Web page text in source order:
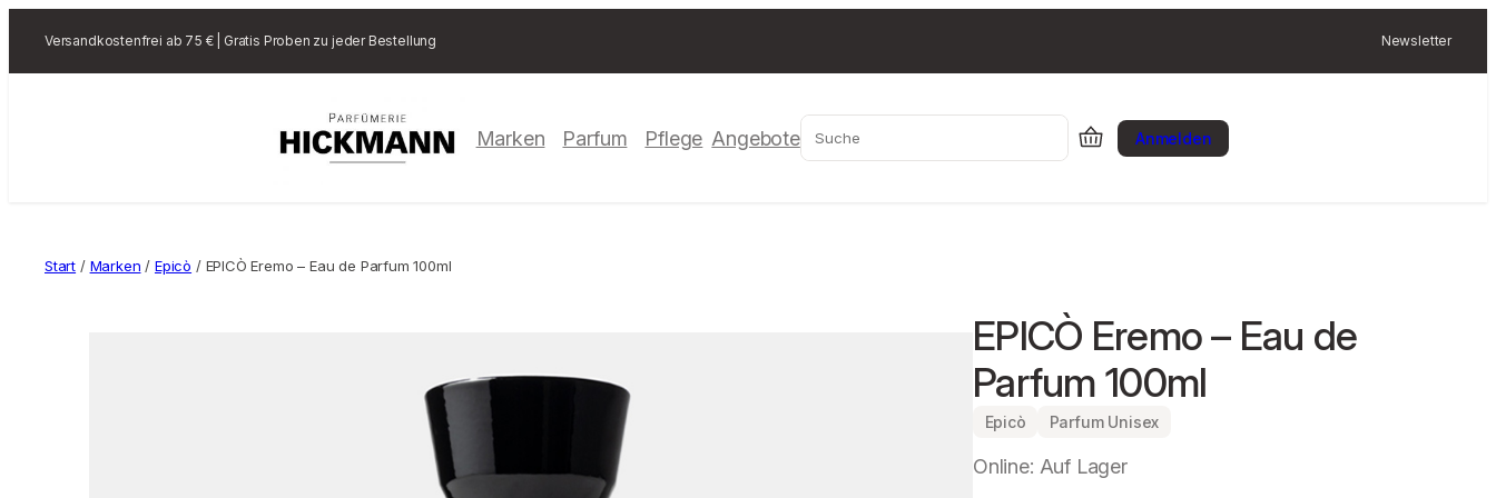
Versandkostenfrei ab 75 € | Gratis Proben zu jeder Bestellung Newsletter
Marken Parfum Pflege Angebote Suchen Anmelden
Start / Marken / Epicò / EPICÒ Eremo – Eau de Parfum 100ml
EPICÒ Eremo – Eau de
Parfum 100ml
Epicò Parfum Unisex
Online: Auf Lager